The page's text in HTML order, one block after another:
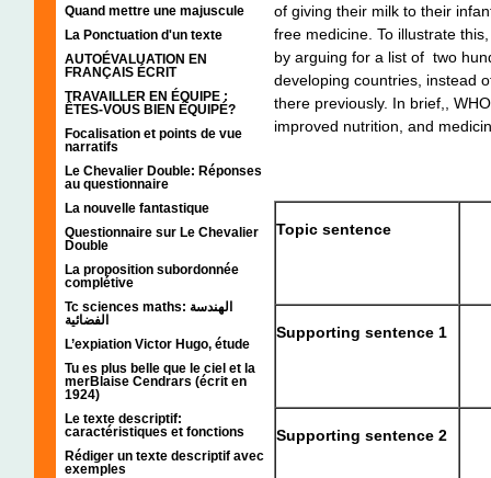
Quand mettre une majuscule
La Ponctuation d'un texte
AUTOÉVALUATION EN
FRANÇAIS ÉCRIT
TRAVAILLER EN ÉQUIPE :
ÊTES-VOUS BIEN ÉQUIPÉ?
Focalisation et points de vue
narratifs
Le Chevalier Double: Réponses
au questionnaire
La nouvelle fantastique
Questionnaire sur Le Chevalier
Double
La proposition subordonnée
complétive
Tc sciences maths: الهندسة
الفضائية
L’expiation Victor Hugo, étude
Tu es plus belle que le ciel et la
merBlaise Cendrars (écrit en
1924)
Le texte descriptif:
caractéristiques et fonctions
Rédiger un texte descriptif avec
exemples
of giving their milk to their
free medicine. To illustrate
by arguing for a list of two
developing countries, instead
there previously. In brief,,
improved nutrition, and
Topic sentence
Supporting sentence 1
Supporting sentence 2